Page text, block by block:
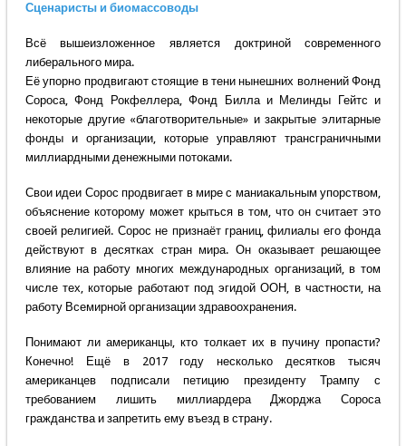
Сценаристы и биомассоводы
Всё вышеизложенное является доктриной современного
либерального мира.
Её упорно продвигают стоящие в тени нынешних волнений Фонд
Сороса, Фонд Рокфеллера, Фонд Билла и Мелинды Гейтс и
некоторые другие «благотворительные» и закрытые элитарные
фонды и организации, которые управляют трансграничными
миллиардными денежными потоками.
Свои идеи Сорос продвигает в мире с маниакальным упорством,
объяснение которому может крыться в том, что он считает это
своей религией. Сорос не признаёт границ, филиалы его фонда
действуют в десятках стран мира. Он оказывает решающее
влияние на работу многих международных организаций, в том
числе тех, которые работают под эгидой ООН, в частности, на
работу Всемирной организации здравоохранения.
Понимают ли американцы, кто толкает их в пучину пропасти?
Конечно! Ещё в 2017 году несколько десятков тысяч
американцев подписали петицию президенту Трампу с
требованием лишить миллиардера Джорджа Сороса
гражданства и запретить ему въезд в страну.